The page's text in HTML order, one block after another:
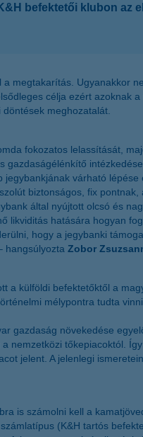
befektetői klubon az
megtakarítás. Ugyanakkor
célja ezért azoknak
meghozatalát.
fokozatos lelassítását,
várható
biztonságos, fix
által nyújtott olcsó és
likviditás hatására hogyan
hogy a jegybanki
hangsúlyozta Zobor
a külföldi befektetőktől a
mélypontra tudta
gazdaság növekedése
nemzetközi tőkepiacoktól.
jelent. A jelenlegi
is számolni kell a
(K&H tartós